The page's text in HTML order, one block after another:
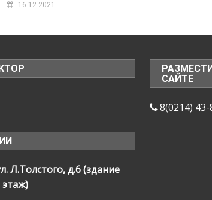
16.12.2021
Л.Толстого, д.6 (здание
САЙТЕ
8(0214) 43-